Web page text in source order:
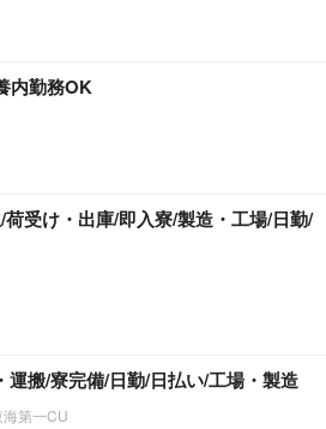
内勤務OK
荷受け・出庫/即入寮/製造・工場/日勤/
運搬/寮完備/日勤/日払い/工場・製造
第一CU